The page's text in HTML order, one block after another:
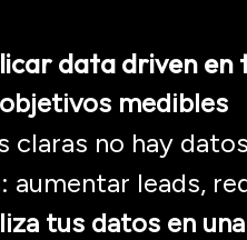
data driven en
medibles
claras no hay
aumentar leads,
tus datos en